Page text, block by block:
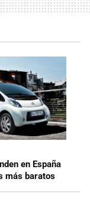
en España
más baratos